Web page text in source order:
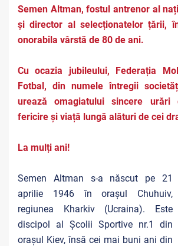
Semen Altman, fostul antrenor al
și director al selecționatelor țării,
onorabila vârstă de 80 de ani.
Cu ocazia jubileului, Federația
Fotbal, din numele întregii
urează omagiatului sincere
fericire și viață lungă alături de cei
La mulți ani!
Semen Altman s-a născut pe 21
aprilie 1946 în orașul Chuhuiv,
regiunea Kharkiv (Ucraina). Este
discipol al Școlii Sportive nr.1 din
orașul Kiev, însă cei mai buni ani din